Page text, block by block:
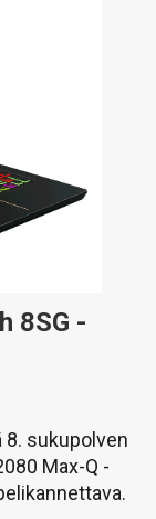
8SG -
sukupolven
Max-Q -